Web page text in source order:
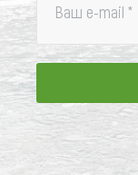
Ваш e-mail *